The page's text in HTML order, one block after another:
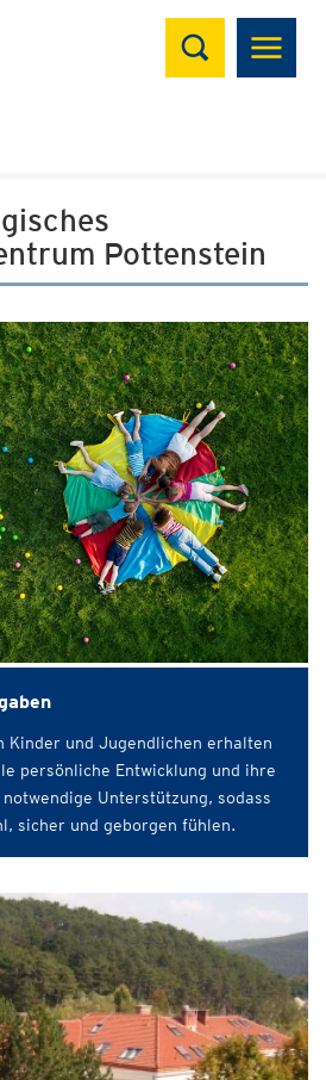
Suchen
Pottenstein
Kinder und Jugendlichen erhalten
persönliche Entwicklung und ihre
Unterstützung, sodass
sicher und geborgen fühlen.